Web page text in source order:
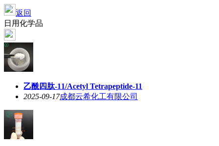
返回
日用化学品
乙酰四肽-11/Acetyl Tetrapeptide-11
2025-09-17成都云希化工有限公司